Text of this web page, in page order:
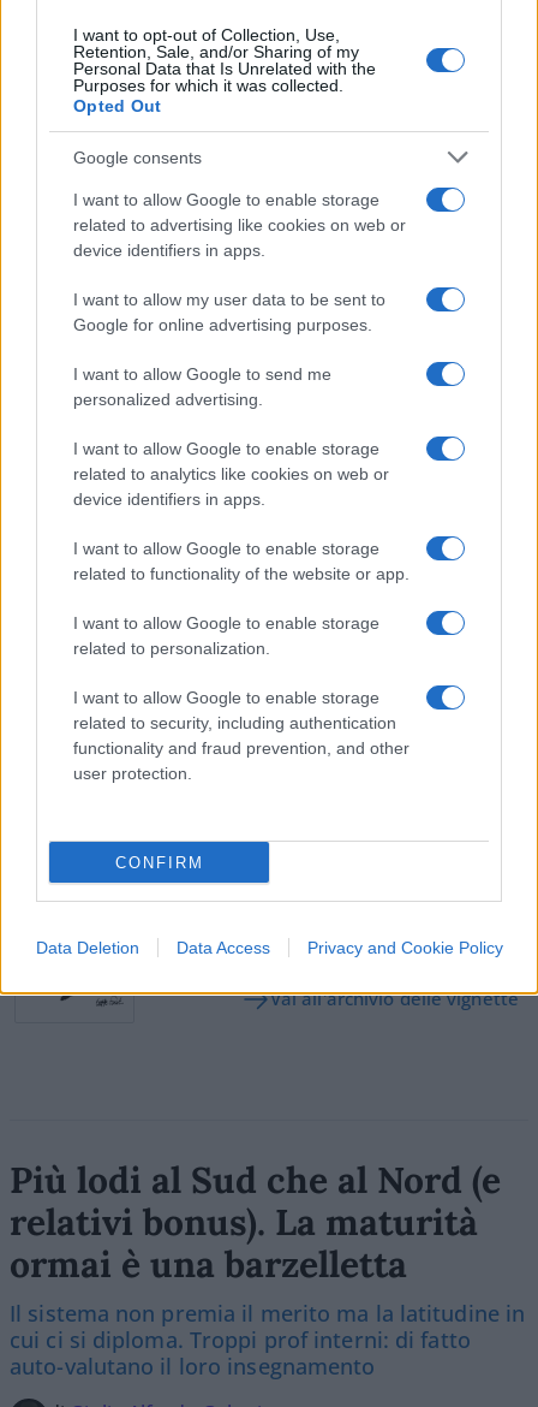
I want to opt-out of Collection, Use,
Retention, Sale, and/or Sharing of my
Personal Data that Is Unrelated with the
Purposes for which it was collected.
Opted Out
Google consents
I want to allow Google to enable storage
related to advertising like cookies on web or
device identifiers in apps.
I want to allow my user data to be sent to
Google for online advertising purposes.
I want to allow Google to send me
personalized advertising.
I want to allow Google to enable storage
related to analytics like cookies on web or
device identifiers in apps.
I want to allow Google to enable storage
related to functionality of the website or app.
I want to allow Google to enable storage
related to personalization.
I want to allow Google to enable storage
related to security, including authentication
functionality and fraud prevention, and other
user protection.
CONFIRM
Data Deletion Data Access Privacy and Cookie Policy
ripetono tutti. Lei ribadisce che “il giochino a
logorare i segretari” questa volta non funzionerò.
E assicura che “siamo qui per restare”. Già: ma
quanto? E fino a quando si può tirare la corda
cambiato più segretari che calzini, dunque Elly ha
di che preoccuparsi. Il malumore serpeggia. Anzi:
fuoriuscite, quelle in procinto di e le critiche
pubbliche espresse da più parti.
Bonaccinitra qualche giorno darà il via a una
conventionper una “area politico culturale”
all’interno del Pd. Tradotto dal politichese: una
nuova corrente. Magari per provare a dare la
spallata finale a un segretario già in bilico.
Franco Lodige, 20 giugno 2023
#ELLY SCHLEIN
16
Leggi i commenti
SEDUTE SATIRICHE
Vignetta del 07/08/2026
Vai all'archivio delle vignette
Più lodi al Sud che al Nord (e
relativi bonus). La maturità
ormai è una barzelletta
Il sistema non premia il merito ma la latitudine in
cui ci si diploma. Troppi prof interni: di fatto
auto-valutano il loro insegnamento